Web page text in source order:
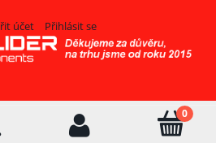
účet Přihlásit se